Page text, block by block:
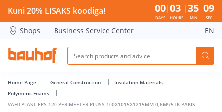
VAHTPLAST EPS 120 PERIMEETER PLUSS
Kuni 20% LISAKS koodiga! 00
DAYS
03
HOURS
35
MIN
08
SEC
Shops Business Service Center EN
Home Page General Construction
Insulation Materials
Polymeric Foams
VAHTPLAST EPS 120 PERIMEETER PLUSS 100X1015X1215MM 0,6M³/5TK PAKIS